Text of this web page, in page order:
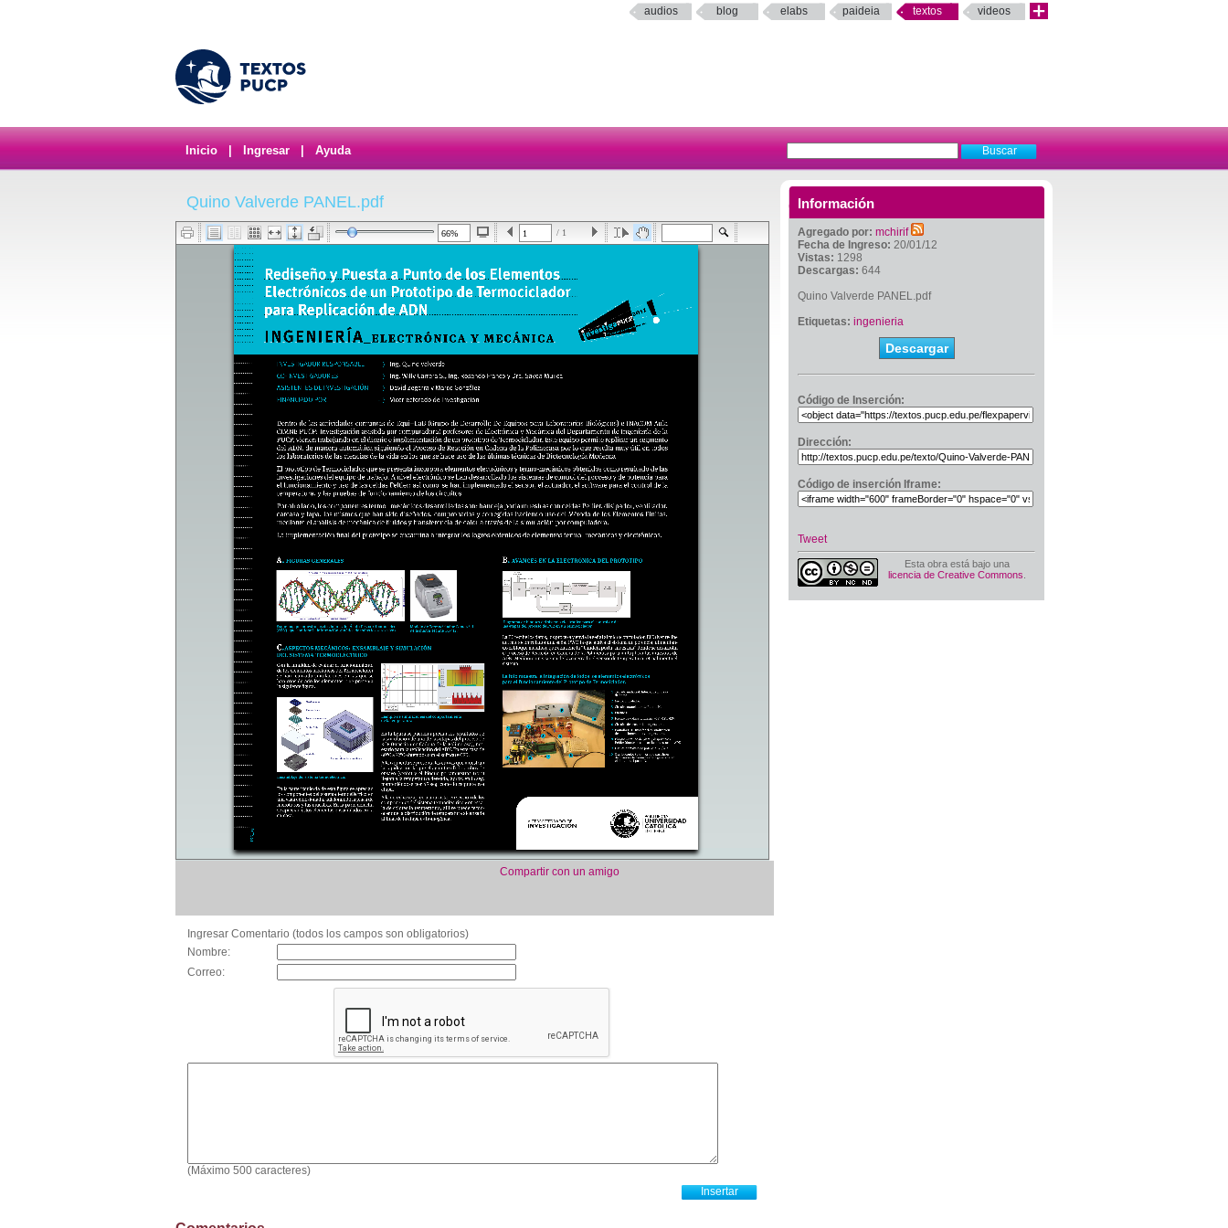
audios blog elabs paideia textos videos
Inicio Ingresar Ayuda
Información
Agregado por: mchirif
Fecha de Ingreso: 20/01/12
Vistas: 1298
Descargas: 644
Quino Valverde PANEL.pdf
Etiquetas: ingenieria
Descargar
Código de Inserción:
Dirección:
Código de inserción Iframe:
Tweet
Esta obra está bajo una
licencia de Creative Commons
Quino Valverde PANEL.pdf
/ 1
Compartir con un amigo
Ingresar Comentario (todos los campos son obligatorios)
Nombre:
Correo:
(Máximo 500 caracteres)